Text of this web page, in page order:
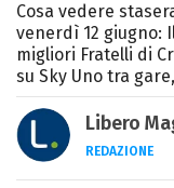
Cosa vedere
venerdì 12 giugno:
migliori Fratelli di
su Sky Uno tra
Libero
REDAZIONE
E-MAIL